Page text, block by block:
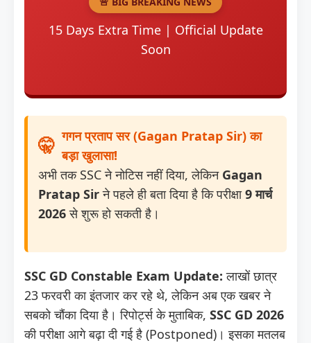
15 Days Extra Time | Official Update
Soon
गगन प्रताप सर (Gagan Pratap Sir) का
बड़ा खुलासा!
अभी तक SSC ने नोटिस नहीं दिया, लेकिन Gagan
Pratap Sirने पहले ही बता दिया है कि परीक्षा9 मार्च
2026से शुरू हो सकती है।
SSC GD Constable Exam Update: लाखों छात्र
23 फरवरी का इंतजार कर रहे थे, लेकिन अब एक खबर ने
सबको चौंका दिया है। रिपोर्ट्स के मुताबिक, SSC GD 2026
की परीक्षा आगे बढ़ा दी गई है (Postponed)। इसका मतलब